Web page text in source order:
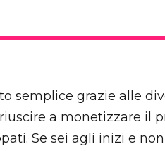
semplice grazie alle
a monetizzare il
Se sei agli inizi e